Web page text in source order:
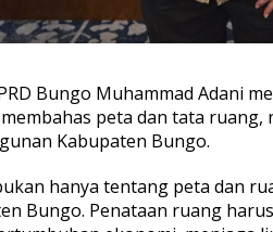
d
i
k
a
r
t
Bungo Muhammad Adani
peta dan tata
Kabupaten Bungo.
hanya tentang peta dan
Bungo. Penataan ruang